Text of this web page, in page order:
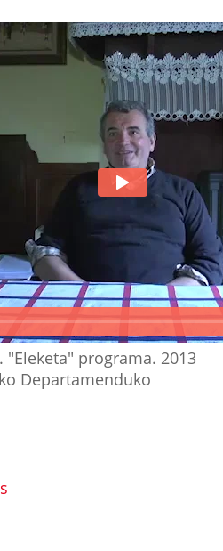
"Eleketa" programa. 2013
Departamenduko